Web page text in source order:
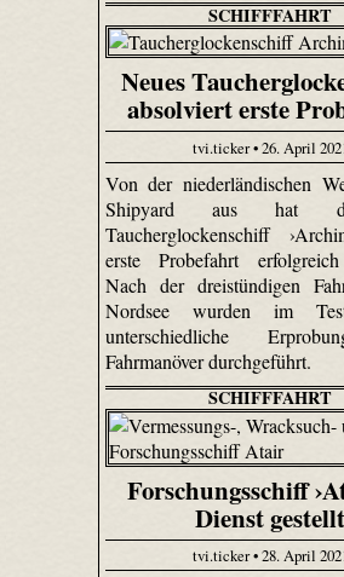
SCHIFFFAHRT
Neues
absolviert erste
tvi.ticker • 26. April
Von der niederländischen
Shipyard aus hat
Taucherglockenschiff
erste Probefahrt
Nach der dreistündigen
Nordsee wurden im
unterschiedliche
Fahrmanöver durchgeführt.
SCHIFFFAHRT
Forschungsschiff
Dienst gestellt
tvi.ticker • 28. April